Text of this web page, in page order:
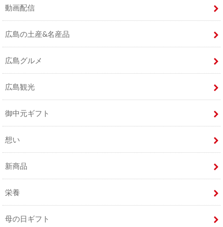
動画配信
広島の土産&名産品
広島グルメ
広島観光
御中元ギフト
想い
新商品
栄養
母の日ギフト